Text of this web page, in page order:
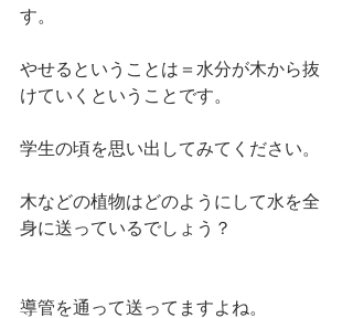
す。
やせるということは＝水分が木から抜
けていくということです。
学生の頃を思い出してみてください。
木などの植物はどのようにして水を全
身に送っているでしょう？
導管を通って送ってますよね。